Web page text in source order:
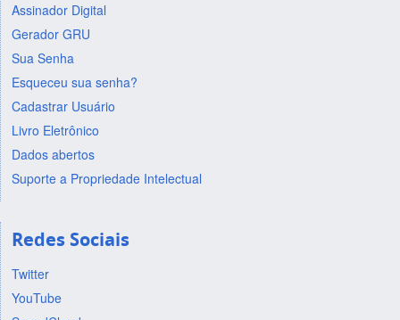
Assinador Digital
Gerador GRU
Sua Senha
Esqueceu sua senha?
Cadastrar Usuário
Livro Eletrônico
Dados abertos
Suporte a Propriedade Intelectual
Redes Sociais
Twitter
YouTube